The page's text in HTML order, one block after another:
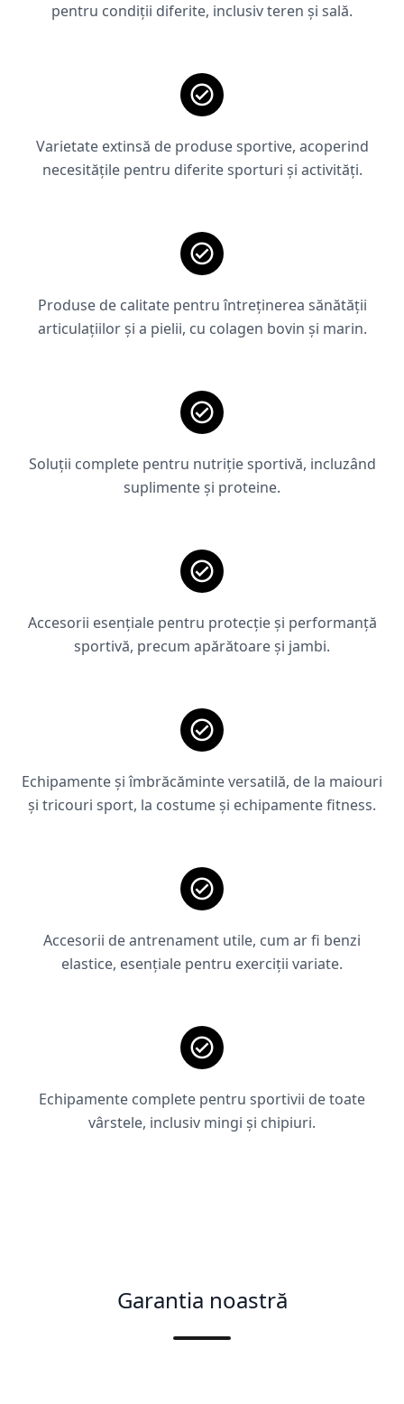
pentru condiții diferite, inclusiv teren și sală.
Varietate extinsă de produse sportive, acoperind
necesitățile pentru diferite sporturi și activități.
Produse de calitate pentru întreținerea sănătății
articulațiilor și a pielii, cu colagen bovin și marin.
Soluții complete pentru nutriție sportivă, incluzând
suplimente și proteine.
Accesorii esențiale pentru protecție și performanță
sportivă, precum apărătoare și jambi.
Echipamente și îmbrăcăminte versatilă, de la maiouri
și tricouri sport, la costume și echipamente fitness.
Accesorii de antrenament utile, cum ar fi benzi
elastice, esențiale pentru exerciții variate.
Echipamente complete pentru sportivii de toate
vârstele, inclusiv mingi și chipiuri.
Garantia noastră